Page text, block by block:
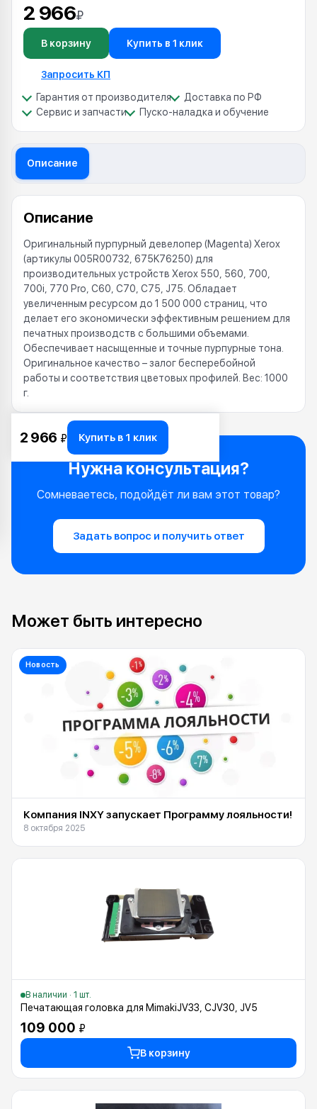
2 966₽
В корзину Купить в 1 клик
Запросить КП
Гарантия от производителя
Доставка по РФ
Сервис и запчасти
Пуско-наладка и обучение
Описание
Описание
Оригинальный пурпурный девелопер (Magenta) Xerox
(артикулы 005R00732, 675K76250) для
производительных устройств Xerox 550, 560, 700,
700i, 770 Pro, C60, C70, C75, J75. Обладает
увеличенным ресурсом до 1 500 000 страниц, что
делает его экономически эффективным решением для
печатных производств с большими объемами.
Обеспечивает насыщенные и точные пурпурные тона.
Оригинальное качество – залог бесперебойной
работы и соответствия цветовых профилей. Вес: 1000
г.
2 966 ₽ Купить в 1 клик
Нужна консультация?
Сомневаетесь, подойдёт ли вам этот товар?
Задать вопрос и получить ответ
Может быть интересно
Новость
Компания INXY запускает Программу лояльности!
8 октября 2025
В наличии · 1 шт.
Печатающая головка для MimakiJV33, CJV30, JV5
109 000 ₽
В корзину